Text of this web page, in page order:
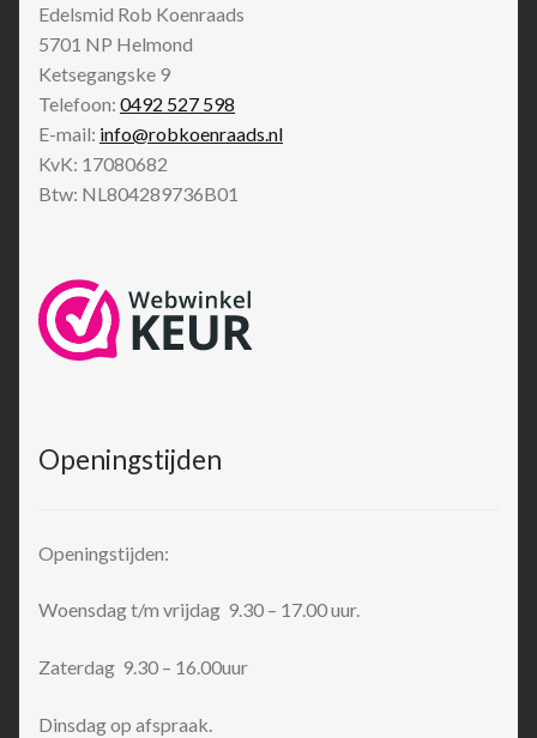
Edelsmid Rob Koenraads
5701 NP Helmond
Ketsegangske 9
Telefoon: 0492 527 598
E-mail: info@robkoenraads.nl
KvK: 17080682
Btw: NL804289736B01
Openingstijden
Openingstijden:
Woensdag t/m vrijdag 9.30 – 17.00 uur.
Zaterdag 9.30 – 16.00uur
Dinsdag op afspraak.